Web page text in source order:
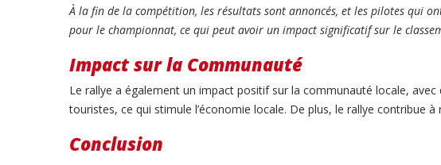
À la fin de la compétition, les résultats sont annoncés, et les pilotes qui
pour le championnat, ce qui peut avoir un impact significatif sur le
Impact sur la Communauté
Le rallye a également un impact positif sur la communauté locale,
touristes, ce qui stimule l’économie locale. De plus, le rallye contribue
Conclusion